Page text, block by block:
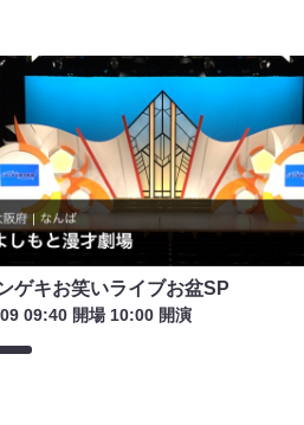
ゲキお笑いライブお盆SP
09:40 開場 10:00 開演